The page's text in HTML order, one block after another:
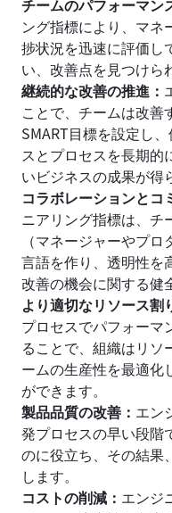
ング指標により、マネ
捗状況を迅速に評価し
い、改善点を見つけら
継続的な改善の推進：
ことで、チームは改善
SMART目標を設定し
スとプロセスを長期的
いビジネスの成果が得
コラボレーションとコ
ニアリング指標は、チ
（マネージャーやプ
言語を作り、透明性を
改善の機会に関する健
より適切なリソース割
プロセスでパフォーマ
ることで、組織はリソ
ームの生産性を最適化
ができます。
製品品質の改善： エン
発プロセスの早い段階
のに役立ち、その結果
します。
コストの削減： エンジ